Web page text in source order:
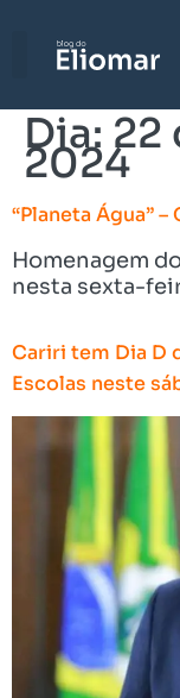
Dia: 22
2024
“Planeta Água”
Homenagem
nesta sexta-
Cariri tem Dia D
Escolas neste